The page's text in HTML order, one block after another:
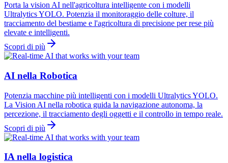
Porta la vision AI nell'agricoltura intelligente con i modelli
Ultralytics YOLO. Potenzia il monitoraggio delle colture, il
tracciamento del bestiame e l'agricoltura di precisione per rese più
elevate e intelligenti.
Scopri di più
AI nella Robotica
Potenzia macchine più intelligenti con i modelli Ultralytics YOLO.
La Vision AI nella robotica guida la navigazione autonoma, la
percezione, il tracciamento degli oggetti e il controllo in tempo reale.
Scopri di più
IA nella logistica